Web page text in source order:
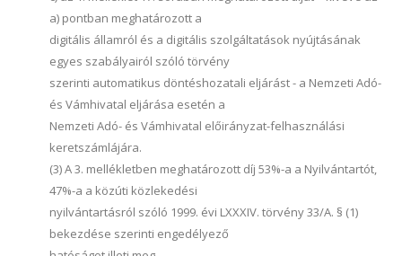
a) pontban meghatározott a
digitális államról és a digitális szolgáltatások nyújtásának
egyes szabályairól szóló törvény
szerinti automatikus döntéshozatali eljárást - a Nemzeti Adó-
és Vámhivatal eljárása esetén a
Nemzeti Adó- és Vámhivatal előirányzat-felhasználási
keretszámlájára.
(3) A 3. mellékletben meghatározott díj 53%-a a Nyilvántartót,
47%-a a közúti közlekedési
nyilvántartásról szóló 1999. évi LXXXIV. törvény 33/A. § (1)
bekezdése szerinti engedélyező